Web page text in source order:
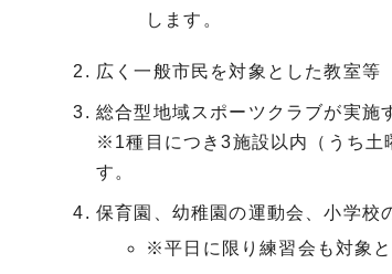
します。
広く一般市民を対象とした教室等
総合型地域スポーツクラブが実施
※1種目につき3施設以内（うち土
す。
保育園、幼稚園の運動会、小学校
※平日に限り練習会も対象と